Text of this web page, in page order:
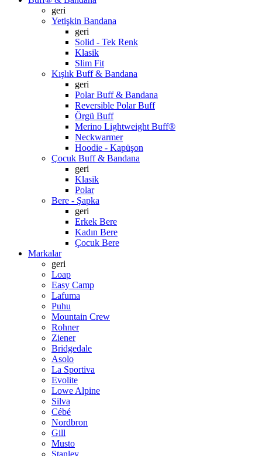
geri
Yetişkin Bandana
geri
Solid - Tek Renk
Klasik
Slim Fit
Kışlık Buff & Bandana
geri
Polar Buff & Bandana
Reversible Polar Buff
Örgü Buff
Merino Lightweight Buff®
Neckwarmer
Hoodie - Kapüşon
Çocuk Buff & Bandana
geri
Klasik
Polar
Bere - Şapka
geri
Erkek Bere
Kadın Bere
Çocuk Bere
Markalar
geri
Loap
Easy Camp
Lafuma
Puhu
Mountain Crew
Rohner
Ziener
Bridgedale
Asolo
La Sportiva
Evolite
Lowe Alpine
Silva
Cébé
Nordbron
Gill
Musto
Stanley